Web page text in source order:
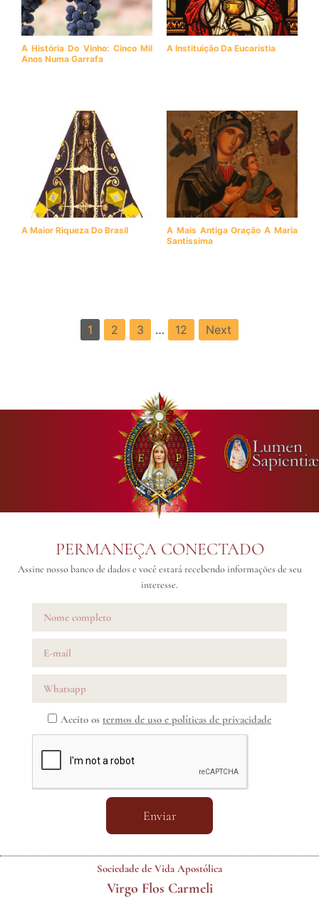
A História Do Vinho: Cinco Mil
Anos Numa Garrafa
A Instituição Da Eucaristia
A Maior Riqueza Do Brasil
A Mais Antiga Oração A Maria
Santíssima
1 2 3 … 12 Next
PERMANEÇA CONECTADO
Assine nosso banco de dados e você estará recebendo informações de seu
interesse.
Aceito os termos de uso e políticas de privacidade
Enviar
Sociedade de Vida Apostólica
Virgo Flos Carmeli